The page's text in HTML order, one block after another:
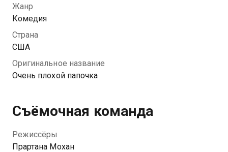
бывшей одноклассницей дочери, которая когда-то
увела у Эммы парня. Рассерженная девушка
решает сразиться с обидчицей за сердце отца, и
ради победы она готова пойти на многое.
Жанр
Комедия
Страна
США
Оригинальное название
Очень плохой папочка
Съёмочная команда
Режиссёры
Прартана Мохан